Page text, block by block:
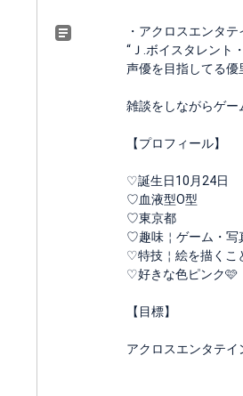
・アクロスエンタ
“Ｊ.ボイスタレント
声優を目指してる優
雑談をしながらゲー
【プロフィール】
♡誕生日10月24日
♡血液型O型
♡東京都
♡趣味￤ゲーム・写
♡特技￤絵を描くこ
♡好きな色ピンク🩷
【目標】
アクロスエンタテ